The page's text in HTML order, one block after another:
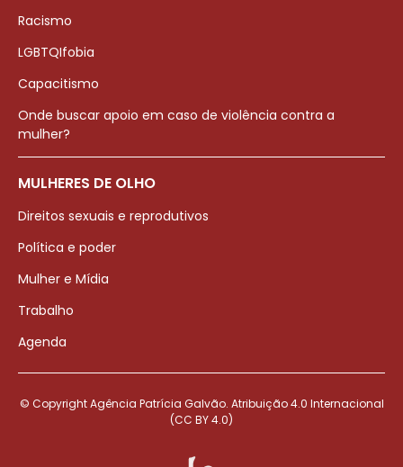
Racismo
LGBTQIfobia
Capacitismo
Onde buscar apoio em caso de violência contra a
mulher?
MULHERES DE OLHO
Direitos sexuais e reprodutivos
Política e poder
Mulher e Mídia
Trabalho
Agenda
© Copyright Agência Patrícia Galvão. Atribuição 4.0 Internacional
(CC BY 4.0)